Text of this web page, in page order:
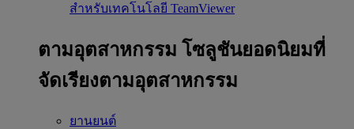
สำหรับเทคโนโลยี TeamViewer
ตามอุตสาหกรรม โซลูชันยอดนิยมที่
จัดเรียงตามอุตสาหกรรม
ยานยนต์